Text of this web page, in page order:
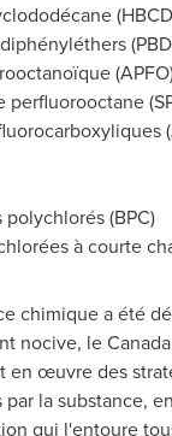
perfluorooctane
(BPC)
à courte
chimique a été
nocive, leCanada
en œuvre des
la substance,
qui l'entoure